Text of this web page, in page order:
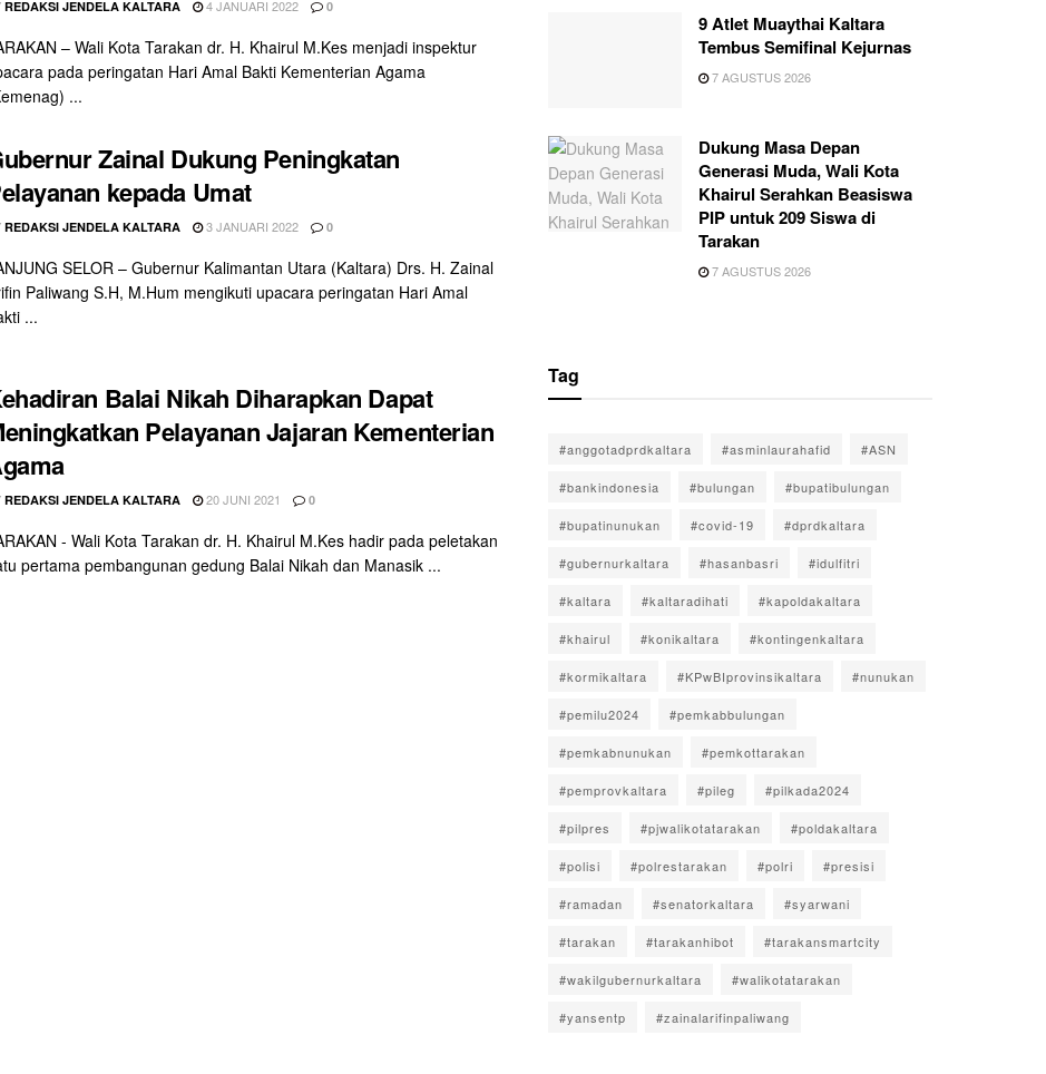
REDAKSI JENDELA KALTARA 4 JANUARI 2022 0
– Wali Kota Tarakan dr. H. Khairul M.Kes menjadi inspektur
pada peringatan Hari Amal Bakti Kementerian Agama
...
Zainal Dukung Peningkatan
kepada Umat
REDAKSI JENDELA KALTARA 3 JANUARI 2022 0
SELOR – Gubernur Kalimantan Utara (Kaltara) Drs. H. Zainal
Paliwang S.H, M.Hum mengikuti upacara peringatan Hari Amal
...
Balai Nikah Diharapkan Dapat
Pelayanan Jajaran Kementerian
REDAKSI JENDELA KALTARA 20 JUNI 2021 0
- Wali Kota Tarakan dr. H. Khairul M.Kes hadir pada peletakan
pertama pembangunan gedung Balai Nikah dan Manasik ...
9 Atlet Muaythai Kaltara
Tembus Semifinal Kejurnas
7 AGUSTUS 2026
Dukung Masa Depan
Generasi Muda, Wali Kota
Khairul Serahkan Beasiswa
PIP untuk 209 Siswa di
Tarakan
7 AGUSTUS 2026
Tag
#anggotadprdkaltara #asminlaurahafid #ASN
#bankindonesia #bulungan #bupatibulungan
#bupatinunukan #covid-19 #dprdkaltara
#gubernurkaltara #hasanbasri #idulfitri
#kaltara #kaltaradihati #kapoldakaltara
#khairul #konikaltara #kontingenkaltara
#kormikaltara #KPwBIprovinsikaltara #nunukan
#pemilu2024 #pemkabbulungan
#pemkabnunukan #pemkottarakan
#pemprovkaltara #pileg #pilkada2024
#pilpres #pjwalikotatarakan #poldakaltara
#polisi #polrestarakan #polri #presisi
#ramadan #senatorkaltara #syarwani
#tarakan #tarakanhibot #tarakansmartcity
#wakilgubernurkaltara #walikotatarakan
#yansentp #zainalarifinpaliwang